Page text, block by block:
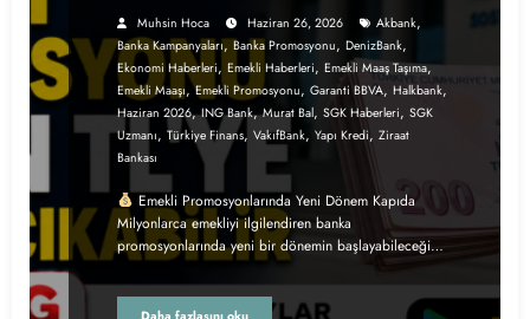
Muhsin Hoca Haziran 26, 2026 Akbank,
Banka Kampanyaları,Banka Promosyonu, DenizBank,
Ekonomi Haberleri, Emekli Haberleri, Emekli Maaş Taşıma,
Emekli Maaşı,Emekli Promosyonu, Garanti BBVA, Halkbank,
Haziran 2026,ING Bank,Murat Bal, SGK Haberleri, SGK
Uzmanı, Türkiye Finans, VakıfBank, Yapı Kredi, Ziraat
Bankası
Emekli Promosyonlarında Yeni Dönem Kapıda
Milyonlarca emekliyi ilgilendiren banka
promosyonlarında yeni bir dönemin başlayabileceği…